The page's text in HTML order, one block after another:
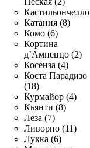
Катания (8)
Комо (6)
Кортина
д’Ампеццо (2)
Косенза (4)
Коста Парадизо
(18)
Курмайор (4)
Кьянти (8)
Леза (7)
Ливорно (11)
Лукка (6)